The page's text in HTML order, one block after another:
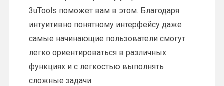
3uTools поможет вам в этом. Благодаря
интуитивно понятному интерфейсу даже
самые начинающие пользователи смогут
легко ориентироваться в различных
функциях и с легкостью выполнять
сложные задачи.